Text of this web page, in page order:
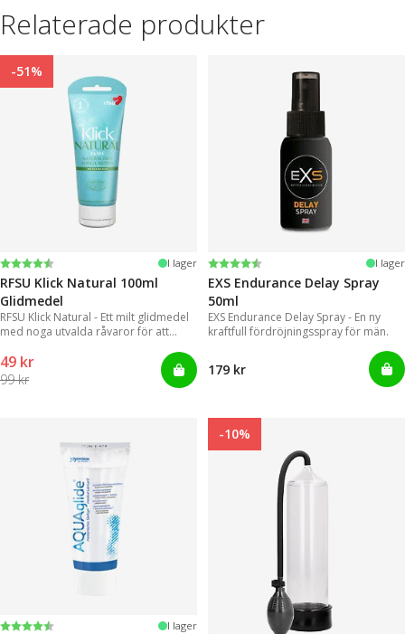
Relaterade produkter
-51%
Betyg:
4.4 utav 5 stjärnor I lager
RFSU Klick Natural 100ml
Glidmedel
RFSU Klick Natural - Ett milt glidmedel
med noga utvalda råvaror för att
49 kr
99 kr
Betyg:
4.2 utav 5 stjärnor I lager
EXS Endurance Delay Spray
50ml
EXS Endurance Delay Spray - En ny
kraftfull fördröjningsspray för män.
179 kr
Betyg:
4.2 utav 5 stjärnor I lager
-10%